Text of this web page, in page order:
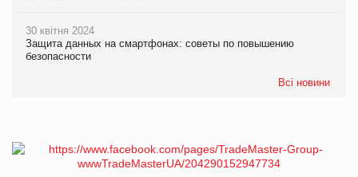
30 квітня 2024
Защита данных на смартфонах: советы по повышению
безопасности
Всі новини